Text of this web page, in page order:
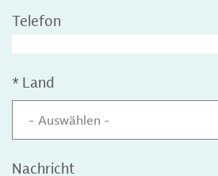
Telefon
* Land
- Auswählen -
Nachricht